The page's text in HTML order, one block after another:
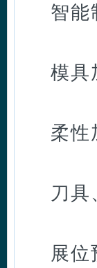
智能
模具
柔性
刀
展位